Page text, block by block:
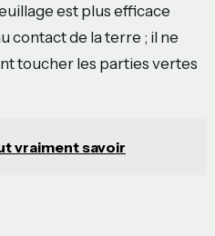
est plus efficace
contact de la terre ; il ne
toucher les parties vertes
vraiment savoir